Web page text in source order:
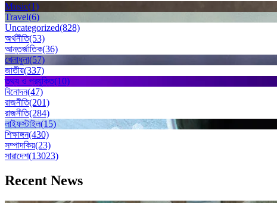
Music(1)
Travel(6)
Uncategorized(828)
অর্থনীতি(53)
আন্তর্জাতিক(36)
খেলাধুলা(57)
জাতীয়(337)
তথ্য ও প্রযুক্তি(10)
বিনোদন(47)
রাজনীতি(201)
রাজনীতি(284)
লাইফস্টাইল(15)
শিক্ষাঙ্গন(430)
সম্পাদকিয়(23)
সারাদেশ(13023)
Recent News